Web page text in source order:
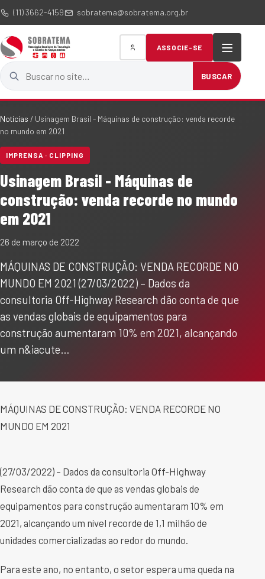
(11) 3662-4159 sobratema@sobratema.org.br
Buscar no site
BUSCAR
ASSOCIE-SE
Notícias / Usinagem Brasil - Máquinas de construção: venda recorde
no mundo em 2021
IMPRENSA · CLIPPING
Usinagem Brasil - Máquinas de
construção: venda recorde no mundo
em 2021
26 de março de 2022
MÁQUINAS DE CONSTRUÇÃO: VENDA RECORDE NO
MUNDO EM 2021 (27/03/2022) – Dados da
consultoria Off-Highway Research dão conta de que
as vendas globais de equipamentos para
construção aumentaram 10% em 2021, alcançando
um n&iacute…
MÁQUINAS DE CONSTRUÇÃO: VENDA RECORDE NO
MUNDO EM 2021
(27/03/2022) – Dados da consultoria Off-Highway
Research dão conta de que as vendas globais de
equipamentos para construção aumentaram 10% em
2021, alcançando um nível recorde de 1,1 milhão de
unidades comercializadas ao redor do mundo.
Para este ano, no entanto, o setor espera uma queda na